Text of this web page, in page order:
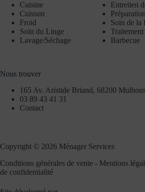
Cuisine
Cuisson
Froid
Soin du Linge
Lavage/Séchage
Entretien
Soin de la
Traitement
Barbecue
Nous trouver
165 Av. Aristide Briand, 68200
03 89 43 41 31
Contact
Copyright © 2026 Ménager Services
Conditions générales de vente - Mentions
de confidentialité